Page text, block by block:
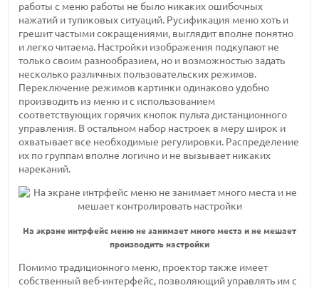
работы с меню работы не было никаких ошибочных
нажатий и тупиковых ситуаций. Русификация меню хоть и
грешит частыми сокращениями, выглядит вполне понятно
и легко читаема. Настройки изображения подкупают не
только своим разнообразием, но и возможностью задать
несколько различных пользовательских режимов.
Переключение режимов картинки одинаково удобно
производить из меню и с использованием
соответствующих горячих кнопок пульта дистанционного
управления. В остальном набор настроек в меру широк и
охватывает все необходимые регулировки. Распределение
их по группам вполне логично и не вызывает никаких
нареканий.
На экране интрфейс меню не занимает много места и не мешает
производить настройки
Помимо традиционного меню, проектор также имеет
собственный веб-интерфейс, позволяющий управлять им с